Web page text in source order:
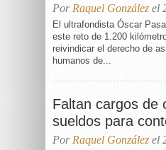
Por Raquel González el
El ultrafondista Óscar
este reto de 1.200
reivindicar el derecho de
humanos de...
Faltan cargos de
sueldos para
Por Raquel González el